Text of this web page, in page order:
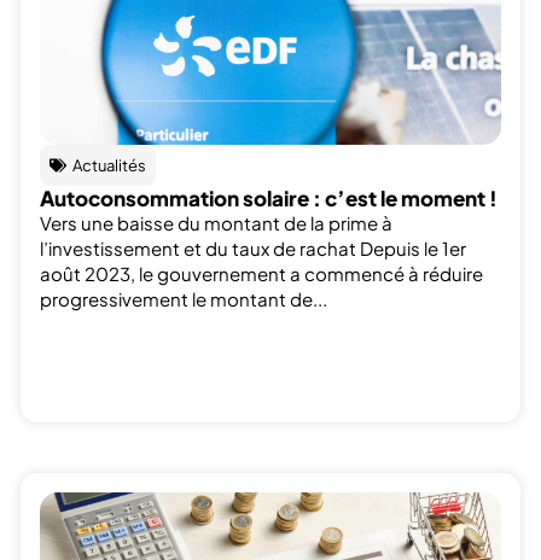
Actualités
Autoconsommation solaire : c’est le moment !
Vers une baisse du montant de la prime à
l’investissement et du taux de rachat Depuis le 1er
août 2023, le gouvernement a commencé à réduire
progressivement le montant de...